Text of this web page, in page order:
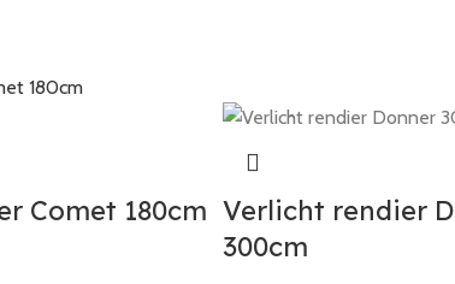
Comet 180cm Verlicht rendier
300cm